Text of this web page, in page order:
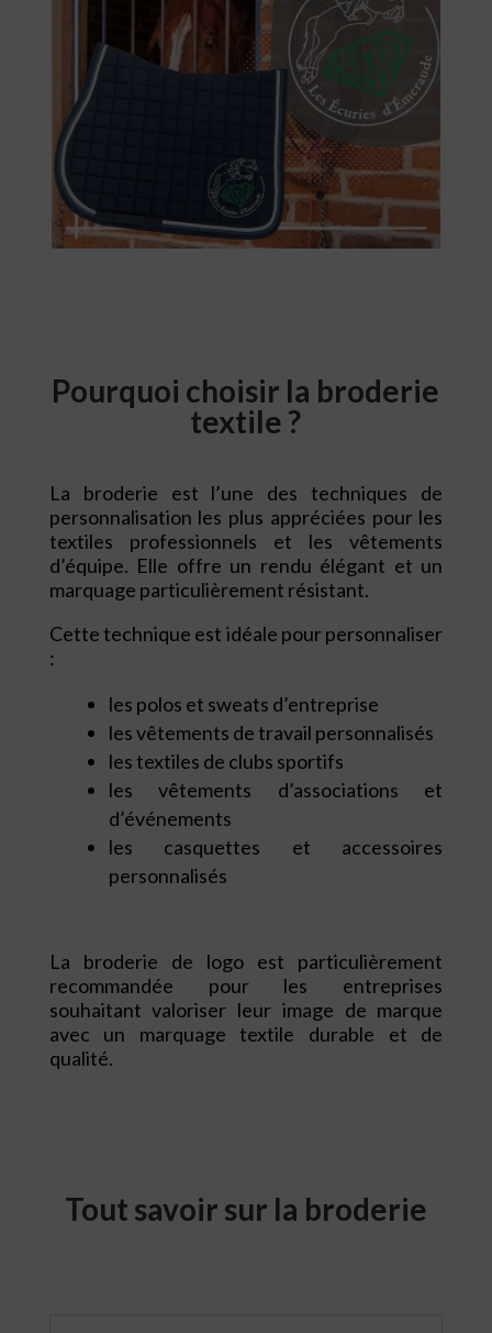
Pourquoi choisir la broderie
textile ?
La broderie est l’une des techniques de
personnalisation les plus appréciées pour les
textiles professionnels et les vêtements
d’équipe. Elle offre un rendu élégant et un
marquage particulièrement résistant.
Cette technique est idéale pour personnaliser
:
les polos et sweats d’entreprise
les vêtements de travail personnalisés
les textiles de clubs sportifs
les vêtements d’associations et
d’événements
les casquettes et accessoires
personnalisés
La broderie de logo est particulièrement
recommandée pour les entreprises
souhaitant valoriser leur image de marque
avec un marquage textile durable et de
qualité.
Tout savoir sur la broderie